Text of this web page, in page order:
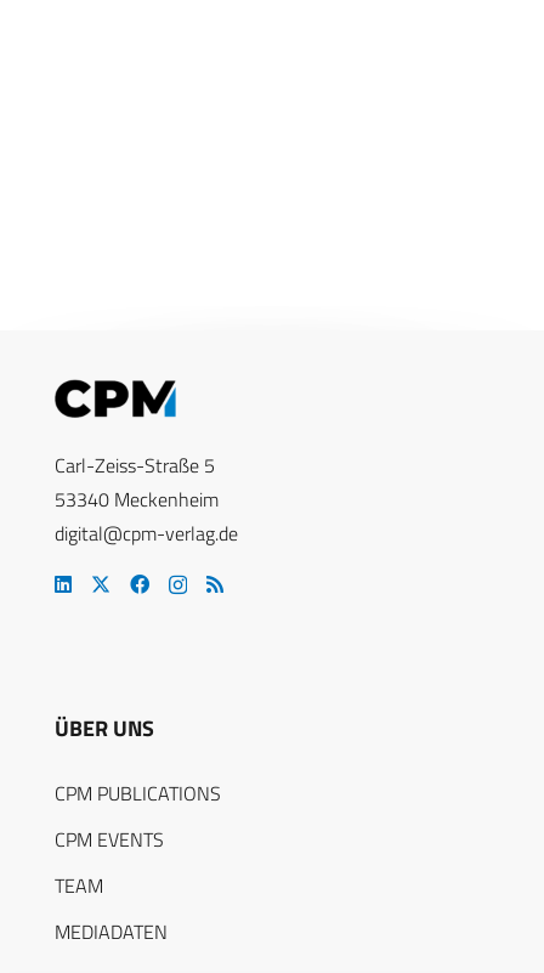
Carl-Zeiss-Straße 5
53340 Meckenheim
digital@cpm-verlag.de
ÜBER UNS
CPM PUBLICATIONS
CPM EVENTS
TEAM
MEDIADATEN